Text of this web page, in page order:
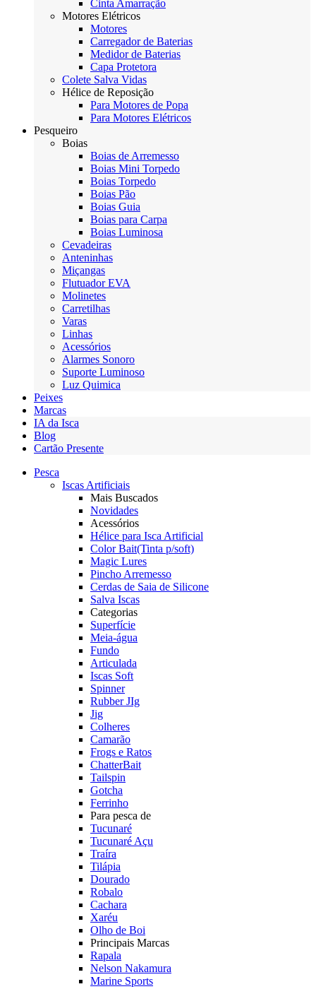
Cinta Amarração
Motores Elétricos
Motores
Carregador de Baterias
Medidor de Baterias
Capa Protetora
Colete Salva Vidas
Hélice de Reposição
Para Motores de Popa
Para Motores Elétricos
Pesqueiro
Boias
Boias de Arremesso
Boias Mini Torpedo
Boias Torpedo
Boias Pão
Boias Guia
Boias para Carpa
Boias Luminosa
Cevadeiras
Anteninhas
Miçangas
Flutuador EVA
Molinetes
Carretilhas
Varas
Linhas
Acessórios
Alarmes Sonoro
Suporte Luminoso
Luz Quimica
Peixes
Marcas
IA da Isca
Blog
Cartão Presente
Pesca
Iscas Artificiais
Mais Buscados
Novidades
Acessórios
Hélice para Isca Artificial
Color Bait(Tinta p/soft)
Magic Lures
Pincho Arremesso
Cerdas de Saia de Silicone
Salva Iscas
Categorias
Superfície
Meia-água
Fundo
Articulada
Iscas Soft
Spinner
Rubber JIg
Jig
Colheres
Camarão
Frogs e Ratos
ChatterBait
Tailspin
Gotcha
Ferrinho
Para pesca de
Tucunaré
Tucunaré Açu
Traíra
Tilápia
Dourado
Robalo
Cachara
Xaréu
Olho de Boi
Principais Marcas
Rapala
Nelson Nakamura
Marine Sports